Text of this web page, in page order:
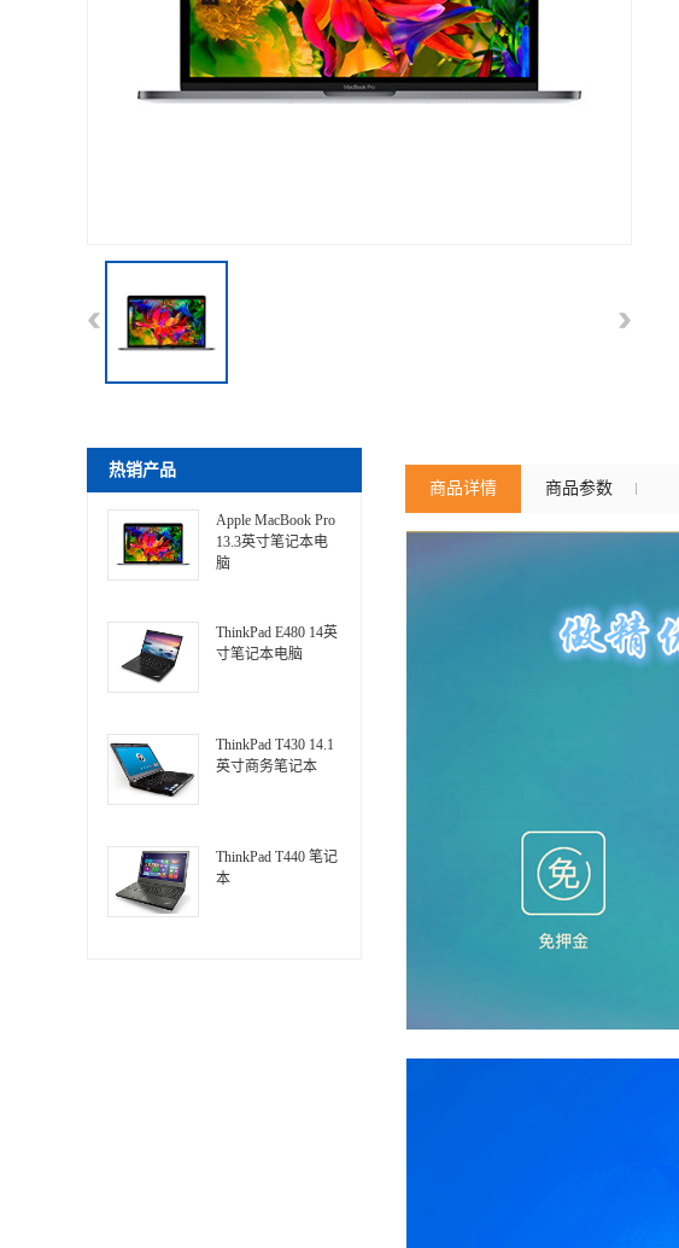
Apple MacBook Pro
13.3英寸笔记本电
脑
ThinkPad E480 14英
寸笔记本电脑
ThinkPad T430 14.1
英寸商务笔记本
ThinkPad T440 笔记
本
商品详情 商品参数